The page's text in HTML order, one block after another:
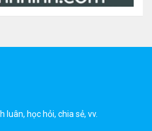
luân, học hỏi, chia sẻ, vv.